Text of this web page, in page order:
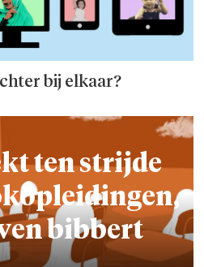
bij elkaar?
ten strijde
bibbert